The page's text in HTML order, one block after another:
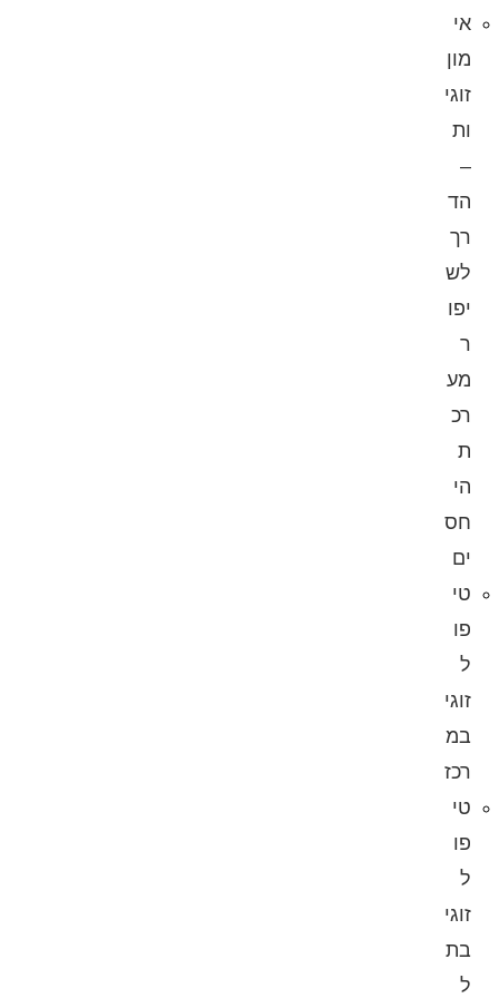
אי
מון
זוגי
ות
–
הד
רך
לש
יפו
ר
מע
רכ
ת
הי
חס
ים
טי
פו
ל
זוגי
במ
רכז
טי
פו
ל
זוגי
בת
ל